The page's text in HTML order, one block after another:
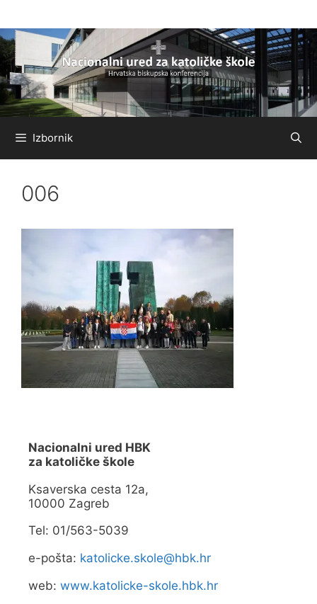
sadržaj
Izbornik
006
Nacionalni ured HBK
za katoličke škole
Ksaverska cesta 12a,
10000 Zagreb
Tel: 01/563-5039
e-pošta: katolicke.skole@hbk.hr
web: www.katolicke-skole.hbk.hr